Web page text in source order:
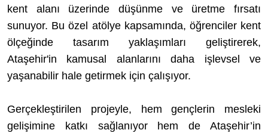
kent alanı üzerinde düşünme ve üretme fırsatı
sunuyor. Bu özel atölye kapsamında, öğrenciler kent
ölçeğinde tasarım yaklaşımları geliştirerek,
Ataşehir'in kamusal alanlarını daha işlevsel ve
yaşanabilir hale getirmek için çalışıyor.
Gerçekleştirilen projeyle, hem gençlerin mesleki
gelişimine katkı sağlanıyor hem de Ataşehir’in